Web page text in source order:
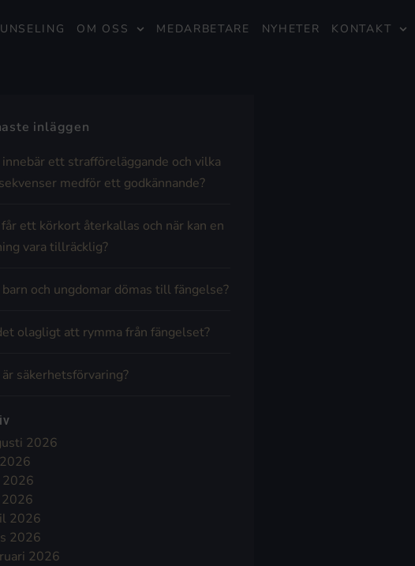
OM OSS MEDARBETARE NYHETER KONTAKT
inläggen
innebär ett strafföreläggande och vilka
medför ett godkännande?
ett körkort återkallas och när kan en
vara tillräcklig?
barn och ungdomar dömas till fängelse?
olagligt att rymma från fängelset?
är säkerhetsförvaring?
2026
2026
2026
2026
2026
2026